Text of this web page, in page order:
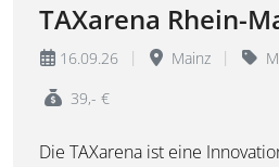
TAXarena Rhein-
16.09.26 Mainz
39,- €
Die TAXarena ist eine